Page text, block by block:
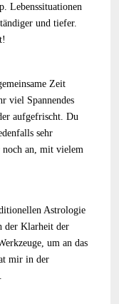
Lebenssituationen
und tiefer.
Zeit
viel Spannendes
aufgefrischt. Du
sehr
noch an, mit vielem
Astrologie
der Klarheit der
um an das
mir in der